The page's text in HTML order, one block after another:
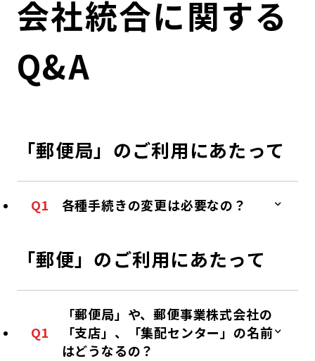
コンプライアンス
ガバナンス
ローカル共創イニシアティブ
関連事業
個人投資家のみなさまへ
株式情報
IRニュース
IRカレンダー
担当役員メッセージ
サステナビリティマネジメント
社会
ESGデータ集
会社統合に関する
Q&A
「郵便局」のご利用にあたって
Q1 各種手続きの変更は必要なの？
「郵便」のご利用にあたって
Q1
「郵便局」や、郵便事業株式会社の
「支店」、「集配センター」の名前
はどうなるの？